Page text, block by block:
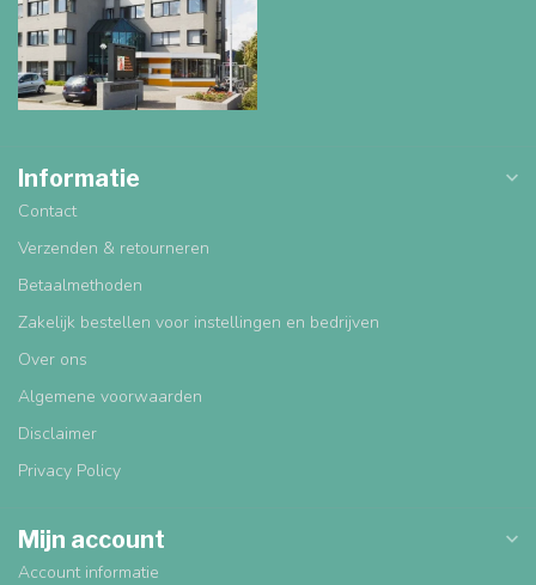
Informatie
Contact
Verzenden & retourneren
Betaalmethoden
Zakelijk bestellen voor instellingen en bedrijven
Over ons
Algemene voorwaarden
Disclaimer
Privacy Policy
Mijn account
Account informatie